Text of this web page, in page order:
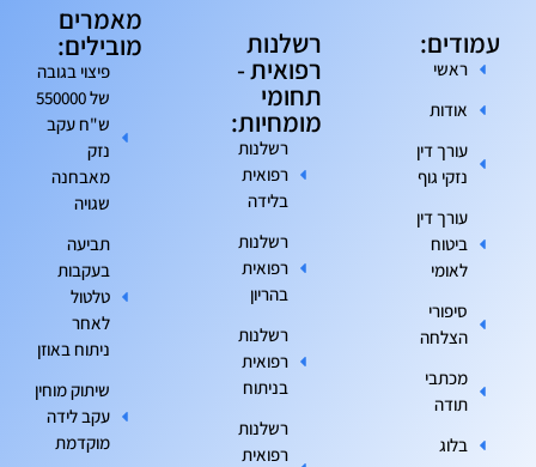
עמודים:
ראשי
אודות
עורך דין
נזקי גוף
עורך דין
ביטוח
לאומי
סיפורי
הצלחה
מכתבי
תודה
בלוג
רשלנות
רפואית -
תחומי
מומחיות:
רשלנות
רפואית
בלידה
רשלנות
רפואית
בהריון
רשלנות
רפואית
בניתוח
רשלנות
רפואית
מאמרים
מובילים:
פיצוי בגובה
של 550000
ש"ח עקב
נזק
מאבחנה
שגויה
תביעה
בעקבות
טלטול
לאחר
ניתוח באוזן
שיתוק מוחין
עקב לידה
מוקדמת